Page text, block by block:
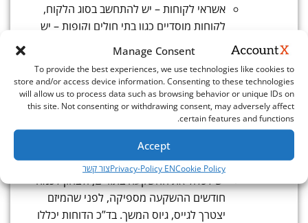
Manage Consent
To provide the best experiences, we use technologies like cookies to
store and/or access device information. Consenting to these technologies
will allow us to process data such as browsing behavior or unique IDs on
this site. Not consenting or withdrawing consent, may adversely affect
certain features and functions.
Accept
Cookie Policy
Privacy-Policy ENצור קשר
אשראי לקוחות – יש להתחשב בסוג הלקוח,
לקוחות מוסדיים כגון בתי חולים וקופות – יש
רכוש קבוע – יש לחשב את עלות רכישת רכוש
קבוע בתזרים, את הפחת יש לכלול בדוח רווח
והפסד.
היוון הוצאות פיתוח, רישום הוצאות פטנטים –
יש הכוללים הוצאות אלו בהתאם לכללי
חשבונאות בתזרים, כאשר את הפחת יש לכלול
הוצאות פחת והפחתה.
יש לכלול את ההשקעה בתזרים, ולבחון לכמה
חודשים ההשקעה מספיקה, לפני שהמיזם
יצטרך לגייס, גיוס המשך. בד”כ הדוחות יכללו